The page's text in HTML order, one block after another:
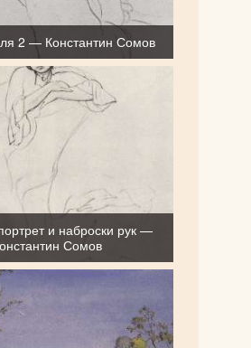
2 — Константин Сомов
и наброски рук —
Сомов